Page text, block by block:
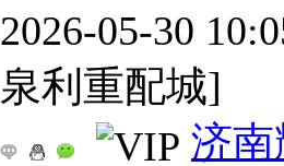
2026-05-30
泉利重配城]
济